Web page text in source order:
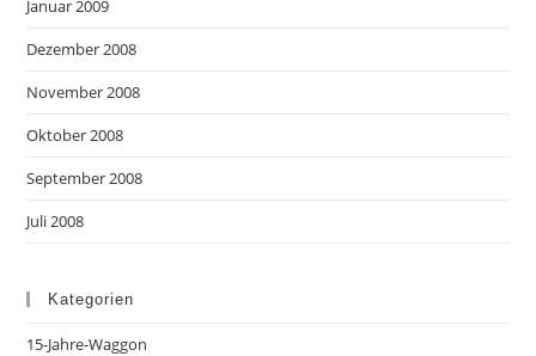
Januar 2009
Dezember 2008
November 2008
Oktober 2008
September 2008
Juli 2008
Kategorien
15-Jahre-Waggon